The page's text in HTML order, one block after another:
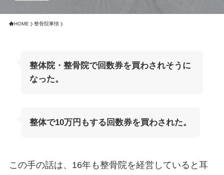
HOME 整骨院事情
整体院・整骨院で回数券を買わされそうに
なった。
整体で10万円もする回数券を買わされた。
この手の話は、16年も整骨院を経営していると耳